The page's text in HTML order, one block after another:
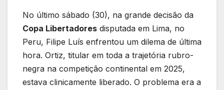
No último sábado (30), na grande decisão da
Copa Libertadores disputada em Lima, no
Peru, Filipe Luís enfrentou um dilema de última
hora. Ortiz, titular em toda a trajetória rubro-
negra na competição continental em 2025,
estava clinicamente liberado. O problema era a